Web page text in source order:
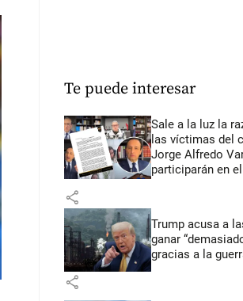
Te puede interesar
Sale a la luz la
las víctimas del
Jorge Alfredo
participarán en
share
Trump acusa a
ganar
gracias a la
share